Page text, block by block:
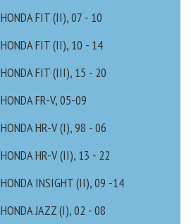
HONDA FIT (II), 07 - 10
HONDA FIT (II), 10 - 14
HONDA FIT (III), 15 - 20
HONDA FR-V, 05-09
HONDA HR-V (I), 98 - 06
HONDA HR-V (II), 13 - 22
HONDA INSIGHT (II), 09 -14
HONDA JAZZ (I), 02 - 08